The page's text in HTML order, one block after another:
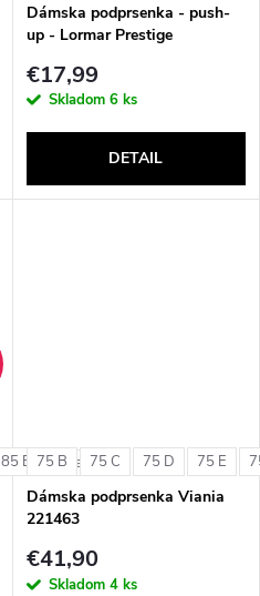
Dámska podprsenka - push-
up - Lormar Prestige
€17,99
Skladom 6 ks
DETAIL
85 B + ďalšie
75 B 75 C 75 D 75 E
Dámska podprsenka Viania
221463
€41,90
Skladom 4 ks